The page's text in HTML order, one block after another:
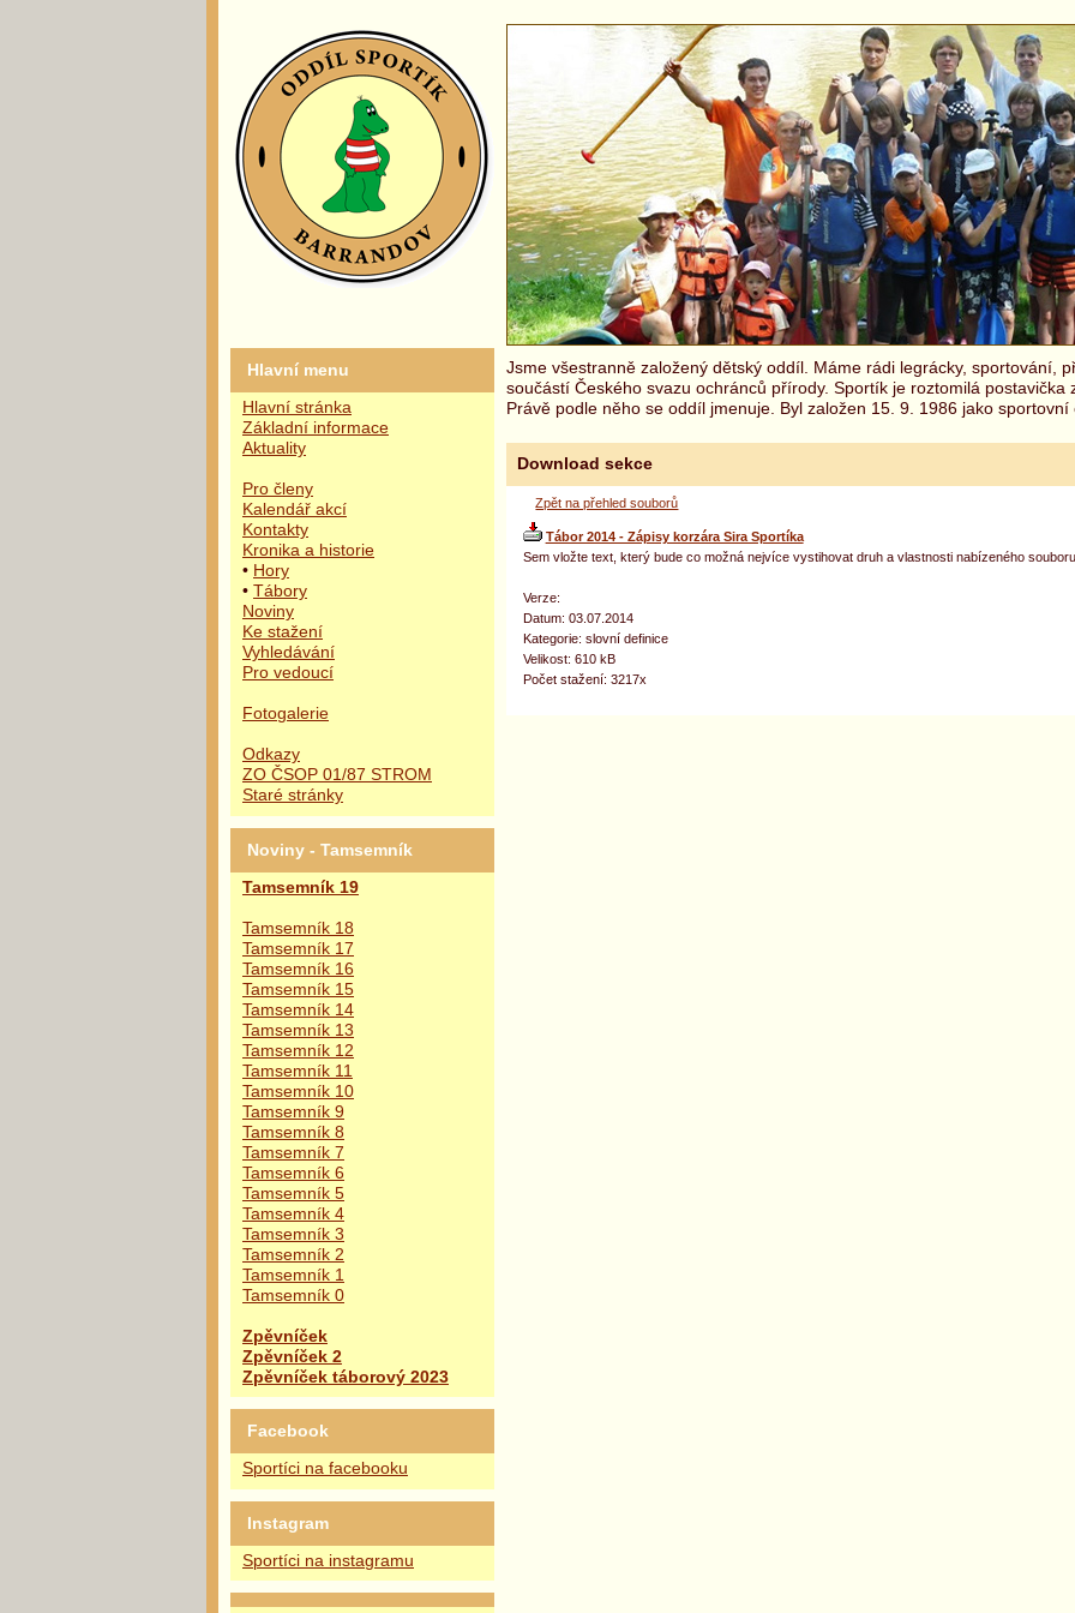
Hlavní menu
Hlavní stránka
Základní informace
Aktuality
Pro členy
Kalendář akcí
Kontakty
Kronika a historie
• Hory
• Tábory
Noviny
Ke stažení
Vyhledávání
Pro vedoucí
Fotogalerie
Odkazy
ZO ČSOP 01/87 STROM
Staré stránky
Noviny - Tamsemník
Tamsemník 19
Tamsemník 18
Tamsemník 17
Tamsemník 16
Tamsemník 15
Tamsemník 14
Tamsemník 13
Tamsemník 12
Tamsemník 11
Tamsemník 10
Tamsemník 9
Tamsemník 8
Tamsemník 7
Tamsemník 6
Tamsemník 5
Tamsemník 4
Tamsemník 3
Tamsemník 2
Tamsemník 1
Tamsemník 0
Zpěvníček
Zpěvníček 2
Zpěvníček táborový 2023
Facebook
Sportíci na facebooku
Instagram
Sportíci na instagramu
Jsme všestranně založený dětský oddíl. Máme rádi legrácky, sportování,
součástí Českého svazu ochránců přírody. Sportík je roztomilá postavička
Právě podle něho se oddíl jmenuje. Byl založen 15. 9. 1986 jako
Download sekce
Zpět na přehled souborů
Tábor 2014 - Zápisy korzára Sira Sportíka
Sem vložte text, který bude co možná nejvíce vystihovat druh a vlastnosti nabízeného
Verze:
Datum: 03.07.2014
Kategorie: slovní definice
Velikost: 610 kB
Počet stažení: 3217x